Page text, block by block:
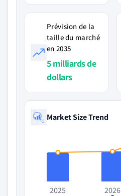
Prévision de la
taille du marché
en 2035
5 milliards de
dollars
Market Size Trend
2025
2026